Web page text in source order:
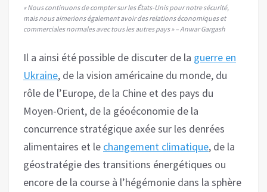
« Nous continuons de compter sur les États-Unis pour notre sécurité,
mais nous aimerions également avoir des relations économiques et
commerciales normales avec tous les autres pays » – Anwar Gargash
Il a ainsi été possible de discuter de la guerre en
Ukraine, de la vision américaine du monde, du
rôle de l’Europe, de la Chine et des pays du
Moyen-Orient, de la géoéconomie de la
concurrence stratégique axée sur les denrées
alimentaires et le changement climatique, de la
géostratégie des transitions énergétiques ou
encore de la course à l’hégémonie dans la sphère